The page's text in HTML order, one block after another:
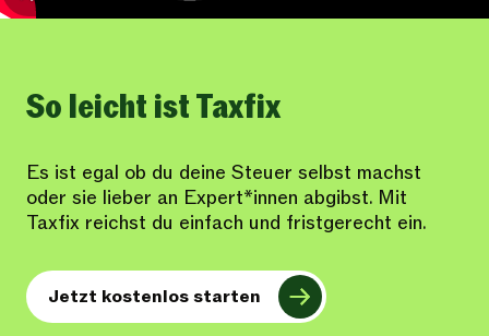
So leicht ist Taxfix
Es ist egal ob du deine Steuer selbst machst
oder sie lieber an Expert*innen abgibst. Mit
Taxfix reichst du einfach und fristgerecht ein.
Jetzt kostenlos starten